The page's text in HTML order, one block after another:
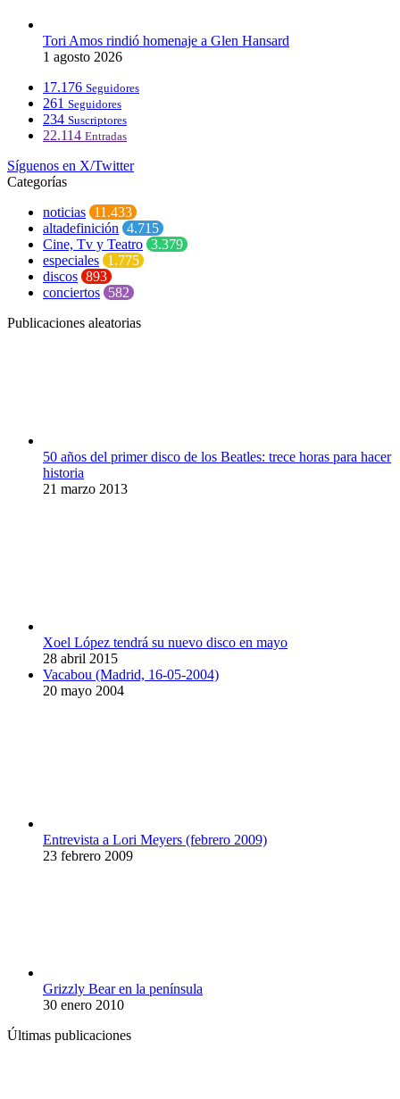
Tori Amos rindió homenaje a Glen Hansard
1 agosto 2026
17.176 Seguidores
261 Seguidores
234 Suscriptores
22.114 Entradas
Síguenos en X/Twitter
Categorías
noticias 11.433
altadefinición 4.715
Cine, Tv y Teatro 3.379
especiales 1.775
discos 893
conciertos 582
Publicaciones aleatorias
50 años del primer disco de los Beatles: trece horas para hacer
historia
21 marzo 2013
Xoel López tendrá su nuevo disco en mayo
28 abril 2015
Vacabou (Madrid, 16-05-2004)
20 mayo 2004
Entrevista a Lori Meyers (febrero 2009)
23 febrero 2009
Grizzly Bear en la península
30 enero 2010
Últimas publicaciones